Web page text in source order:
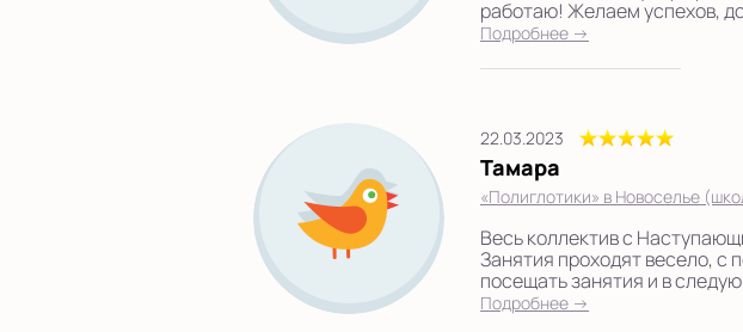
работаю! Желаем успехов,
Подробнее →
22.03.2023
Тамара
«Полиглотики» в Новоселье
Весь коллектив с
Занятия проходят весело, с
посещать занятия и в
Подробнее →